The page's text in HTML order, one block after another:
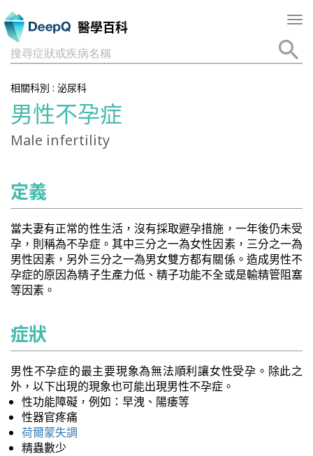
醫學百科
搜尋症狀或疾病名稱
相關科別 : 泌尿科
男性不孕症
Male infertility
定義
當夫妻有正常的性生活，沒有採取避孕措施，一年後仍未受
孕，則稱為不孕症。其中三分之一為女性因素，三分之一為
男性因素，另外三分之一為男女雙方都有關係。造成男性不
孕症的原因為精子生產力低、精子功能不全或是輸精管阻塞
等因素。
症狀
男性不孕症的最主要現象為無法順利讓女性受孕。除此之
外，以下出現的現象也可能出現男性不孕症。
性功能障礙，例如：早洩、陽痿等
性器官疼痛
荷爾蒙失調
精蟲數少